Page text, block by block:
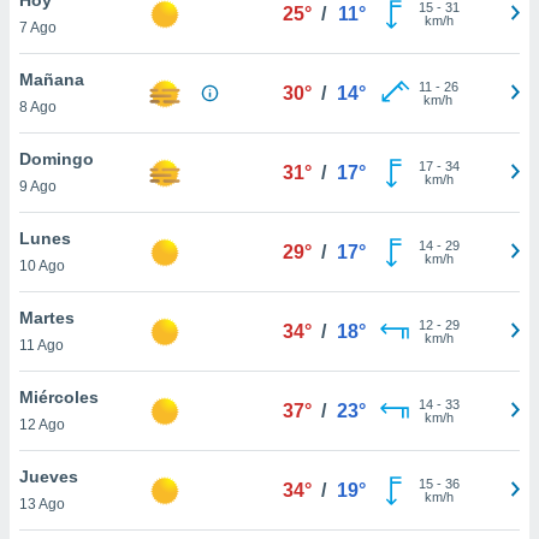
en
más
nuestra
de
cookies
aceptar
7 Ago
25° / 11° 15- 31
km/h
Mañana
8 Ago
30° / 14° 11 - 26
km/h
Domingo
9 Ago
31° / 17° 17- 34
km/h
Lunes
10 Ago
29° / 17° 14- 29
km/h
Martes
11 Ago
34° / 18° 12- 29
km/h
Miércoles
12 Ago
37° / 23° 14- 33
km/h
Jueves
13 Ago
34° / 19° 15- 36
km/h